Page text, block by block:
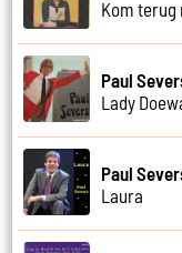
Kom terug
Paul
Lady
Paul
Laura